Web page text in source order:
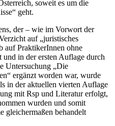
soweit es um die
geht.
der – wie im Vorwort der
auf „juristisches
auf PraktikerInnen ohne
in der ersten Auflage durch
Untersuchung „Die
ergänzt worden war, wurde
in der aktuellen vierten Auflage
mit Rsp und Literatur erfolgt,
wurden und somit
gleichermaßen behandelt